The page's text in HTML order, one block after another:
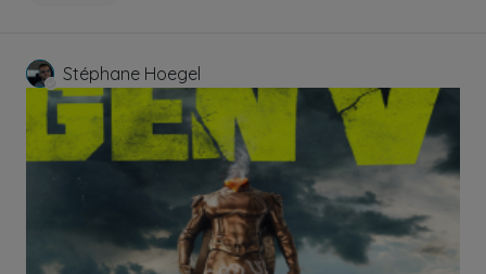
Stéphane Hoegel